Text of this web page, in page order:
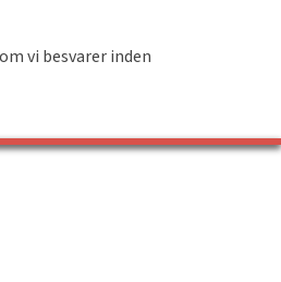
vi besvarer inden